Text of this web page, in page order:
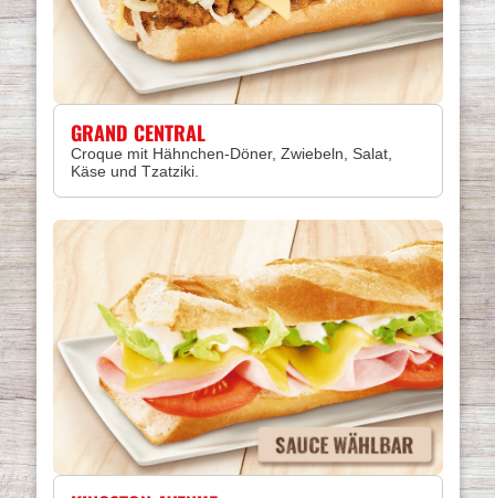
GRAND CENTRAL
Croque mit Hähnchen-Döner, Zwiebeln, Salat,
Käse und Tzatziki.